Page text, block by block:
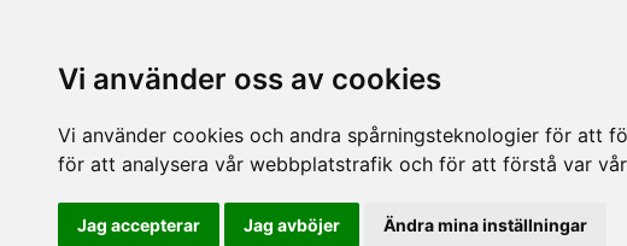
Vi använder oss av cookies
Vi använder cookies och andra spårningsteknologier för att
för att analysera vår webbplatstrafik och för att förstå var
Jag accepterar Jag avböjer Ändra mina inställningar